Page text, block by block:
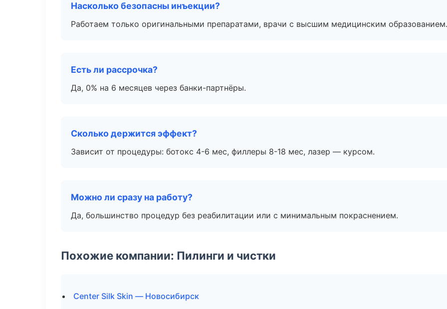
Насколько безопасны инъекции?
Работаем только оригинальными препаратами, врачи с высшим медицинским образованием.
Есть ли рассрочка?
Да, 0% на 6 месяцев через банки-партнёры.
Сколько держится эффект?
Зависит от процедуры: ботокс 4-6 мес, филлеры 8-18 мес, лазер — курсом.
Можно ли сразу на работу?
Да, большинство процедур без реабилитации или с минимальным покраснением.
Похожие компании: Пилинги и чистки
Center Silk Skin — Новосибирск